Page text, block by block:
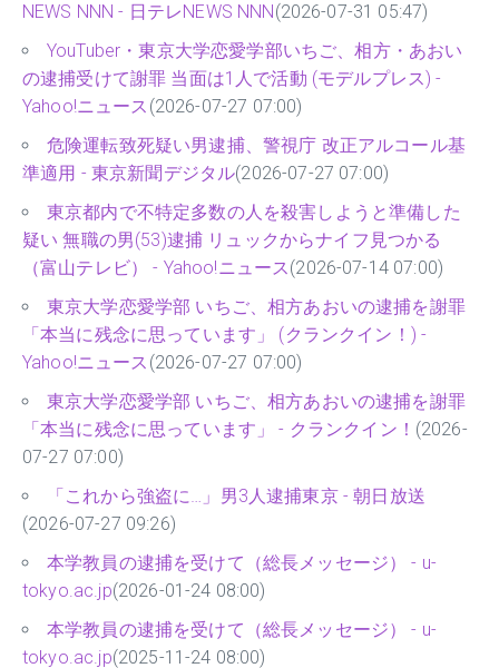
NEWS NNN - 日テレNEWS NNN (2026-07-31 05:47)
YouTuber・東京大学恋愛学部いちご、相方・あおい
の逮捕受けて謝罪 当面は1人で活動 (モデルプレス) -
Yahoo!ニュース (2026-07-27 07:00)
危険運転致死疑い男逮捕、警視庁 改正アルコール基
準適用 - 東京新聞デジタル(2026-07-27 07:00)
東京都内で不特定多数の人を殺害しようと準備した
疑い 無職の男(53)逮捕 リュックからナイフ見つかる
（富山テレビ） - Yahoo!ニュース(2026-07-14 07:00)
東京大学恋愛学部 いちご、相方あおいの逮捕を謝罪
「本当に残念に思っています」 (クランクイン！) -
Yahoo!ニュース (2026-07-27 07:00)
東京大学恋愛学部 いちご、相方あおいの逮捕を謝罪
「本当に残念に思っています」 - クランクイン！ (2026-
07-27 07:00)
「これから強盗に…」男3人逮捕東京 - 朝日放送
(2026-07-27 09:26)
本学教員の逮捕を受けて（総長メッセージ） - u-
tokyo.ac.jp(2026-01-24 08:00)
本学教員の逮捕を受けて（総長メッセージ） - u-
tokyo.ac.jp(2025-11-24 08:00)